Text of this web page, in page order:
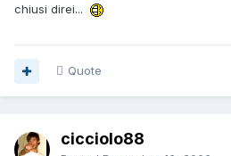
chiusi direi...
Quote
cicciolo88